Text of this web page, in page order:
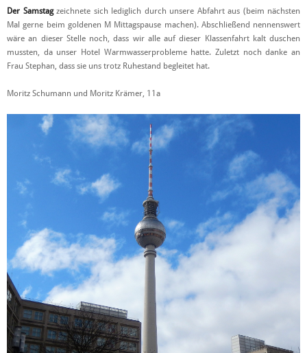
Der Samstagzeichnete sich lediglich durch unsere Abfahrt aus (beim nächsten
Mal gerne beim goldenen M Mittagspause machen). Abschließend nennenswert
wäre an dieser Stelle noch, dass wir alle auf dieser Klassenfahrt kalt duschen
mussten, da unser Hotel Warmwasserprobleme hatte. Zuletzt noch danke an
Frau Stephan, dass sie uns trotz Ruhestand begleitet hat.
Moritz Schumann und Moritz Krämer, 11a